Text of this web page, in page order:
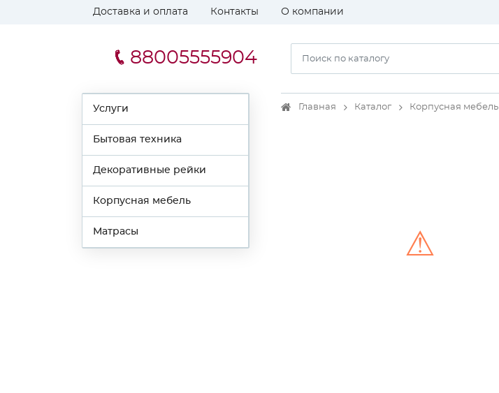
Доставка и оплата Контакты О компании
88005555904
Услуги
Бытовая техника
Декоративные рейки
Корпусная мебель
Матрасы
Главная Каталог Корпусная мебель
⚠